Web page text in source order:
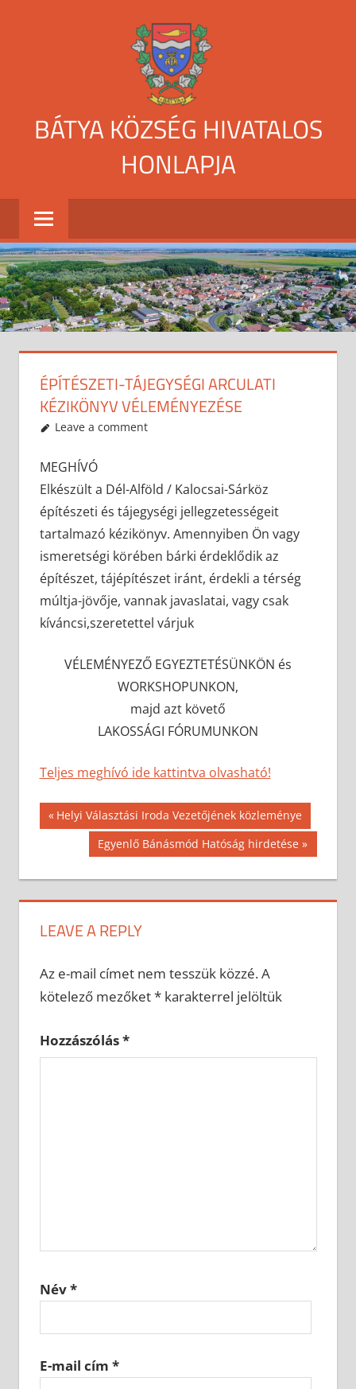
BÁTYA KÖZSÉG HIVATALOS
HONLAPJA
ÉPÍTÉSZETI-TÁJEGYSÉGI ARCULATI
KÉZIKÖNYV VÉLEMÉNYEZÉSE
2019-02-10
anisity.attilla
Egyéb
Leave a comment
MEGHÍVÓ
Elkészült a Dél-Alföld / Kalocsai-Sárköz
építészeti és tájegységi jellegzetességeit
tartalmazó kézikönyv. Amennyiben Ön vagy
ismeretségi körében bárki érdeklődik az
építészet, tájépítészet iránt, érdekli a térség
múltja-jövője, vannak javaslatai, vagy csak
kíváncsi,szeretettel várjuk
VÉLEMÉNYEZŐ EGYEZTETÉSÜNKÖN és
WORKSHOPUNKON,
majd azt követő
LAKOSSÁGI FÓRUMUNKON
Teljes meghívó ide kattintva olvasható!
Bejegyzés
navigáció
Previous
Post:
Helyi Választási Iroda Vezetőjének közleménye
Next
Post:
Egyenlő Bánásmód Hatóság hirdetése
LEAVE A REPLY
Az e-mail címet nem tesszük közzé.A
kötelező mezőket*karakterrel jelöltük
Hozzászólás*
Név*
E-mail cím *